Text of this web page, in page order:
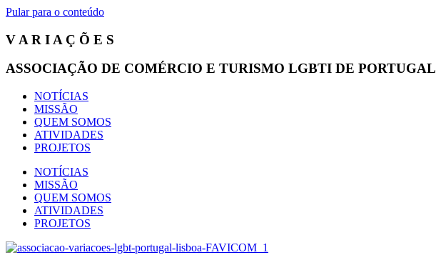
Pular para o conteúdo
V A R I A Ç Õ E S
ASSOCIAÇÃO DE COMÉRCIO E TURISMO LGBTI DE PORTUGAL
NOTÍCIAS
MISSÃO
QUEM SOMOS
ATIVIDADES
PROJETOS
NOTÍCIAS
MISSÃO
QUEM SOMOS
ATIVIDADES
PROJETOS